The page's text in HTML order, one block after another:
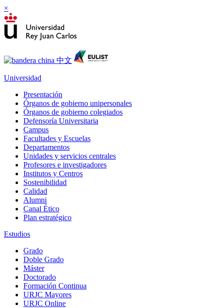
×
Universidad
Presentación
Órganos de gobierno unipersonales
Órganos de gobierno colegiados
Defensoría Universitaria
Campus
Facultades y Escuelas
Departamentos
Unidades y servicios centrales
Profesores e investigadores
Institutos y Centros
Sostenibilidad
Calidad
Alumni
Canal Ético
Plan estratégico
Estudios
Grado
Doble Grado
Máster
Doctorado
Formación Continua
URJC Mayores
URJC Online